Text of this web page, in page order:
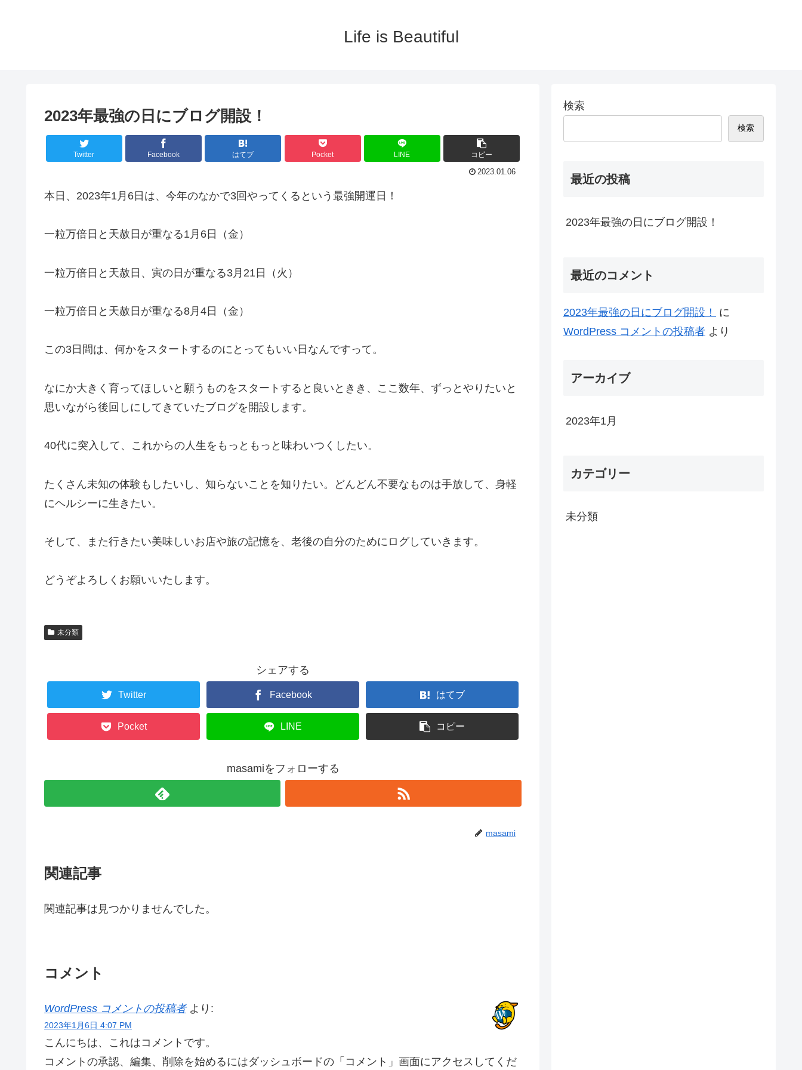
Life is Beautiful
2023年最強の日にブログ開設！
Twitter Facebook はてブ Pocket LINE コピー
2023.01.06
本日、2023年1月6日は、今年のなかで3回やってくるという最強開運日！
一粒万倍日と天赦日が重なる1月6日（金）
一粒万倍日と天赦日、寅の日が重なる3月21日（火）
一粒万倍日と天赦日が重なる8月4日（金）
この3日間は、何かをスタートするのにとってもいい日なんですって。
なにか大きく育ってほしいと願うものをスタートすると良いときき、ここ数年、ずっとやりたいと
思いながら後回しにしてきていたブログを開設します。
40代に突入して、これからの人生をもっともっと味わいつくしたい。
たくさん未知の体験もしたいし、知らないことを知りたい。どんどん不要なものは手放して、身軽
にヘルシーに生きたい。
そして、また行きたい美味しいお店や旅の記憶を、老後の自分のためにログしていきます。
どうぞよろしくお願いいたします。
未分類
シェアする
Twitter Facebook はてブ
Pocket LINE コピー
masamiをフォローする
masami
関連記事
関連記事は見つかりませんでした。
コメント
WordPress コメントの投稿者 より:
2023年1月6日 4:07 PM
こんにちは、これはコメントです。
コメントの承認、編集、削除を始めるにはダッシュボードの「コメント」画面にアクセスしてくだ
検索
検索
最近の投稿
2023年最強の日にブログ開設！
最近のコメント
2023年最強の日にブログ開設！
に
WordPress コメントの投稿者 より
アーカイブ
2023年1月
カテゴリー
未分類